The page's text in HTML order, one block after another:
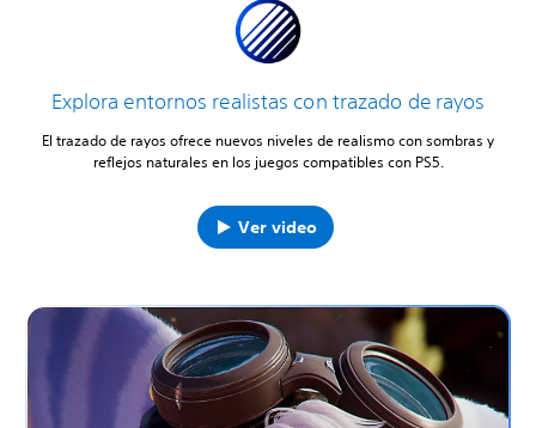
Explora entornos realistas con trazado de rayos
El trazado de rayos ofrece nuevos niveles de realismo con sombras y
reflejos naturales en los juegos compatibles con PS5.
Ver video